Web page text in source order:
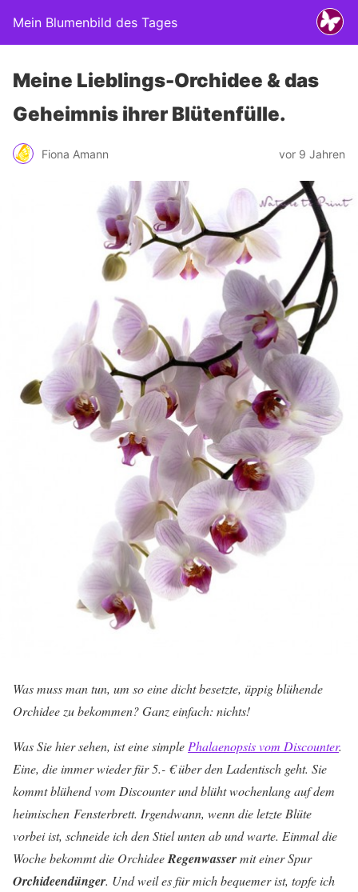
Mein Blumenbild des Tages
Meine Lieblings-Orchidee & das
Geheimnis ihrer Blütenfülle.
Fiona Amann vor 9 Jahren
Was muss man tun, um so eine dicht besetzte, üppig blühende
Orchidee zu bekommen? Ganz einfach: nichts!
Was Sie hier sehen, ist eine simple Phalaenopsis vom Discounter.
Eine, die immer wieder für 5.- € über den Ladentisch geht. Sie
kommt blühend vom Discounter und blüht wochenlang auf dem
heimischen Fensterbrett. Irgendwann, wenn die letzte Blüte
vorbei ist, schneide ich den Stiel unten ab und warte. Einmal die
Woche bekommt die OrchideeRegenwassermit einer Spur
Orchideendünger. Und weil es für mich bequemer ist, topfe ich